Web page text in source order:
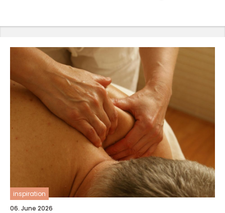
inspiration
06. June 2026